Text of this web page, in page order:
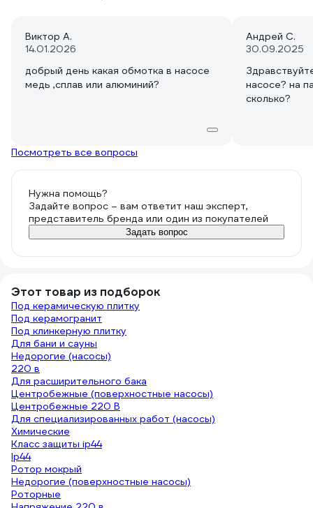
Виктор А.
14.01.2026
добрый день какая обмотка в насосе
медь ,сплав или алюминий?
Андрей С.
30.09.2025
насосе? на
сколько?
Посмотреть все вопросы
Нужна помощь?
Задайте вопрос – вам ответит наш эксперт,
представитель бренда или один из покупателей
Задать вопрос
Этот товар из подборок
Под керамическую плитку
Под керамогранит
Под клинкерную плитку
Для бани и сауны
Недорогие (насосы)
220 в
Для расширительного бака
Центробежные (поверхностные насосы)
Центробежные 220 В
Для специализированных работ (насосы)
Химические
Класс защиты ip44
Ip44
Ротор мокрый
Недорогие (поверхностные насосы)
Роторные